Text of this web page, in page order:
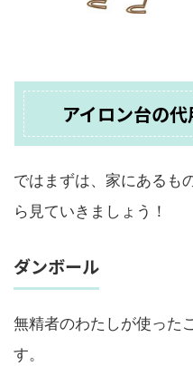
アイロン台の
ではまずは、家にあるも
ら見ていきましょう！
ダンボール
無精者のわたしが使った
す。